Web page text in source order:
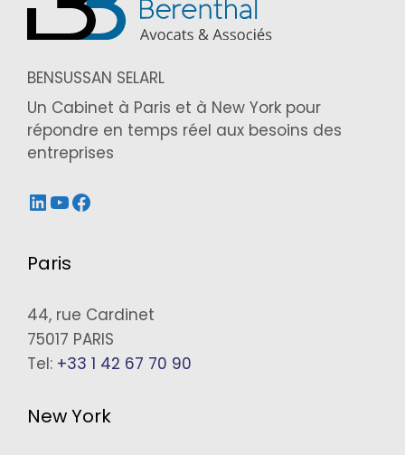
BENSUSSAN SELARL
Un Cabinet à Paris et à New York pour
répondre en temps réel aux besoins des
entreprises
LinkedIn
YouTube
Facebook
Paris
44, rue Cardinet
75017 PARIS
Tel: +33 1 42 67 70 90
New York